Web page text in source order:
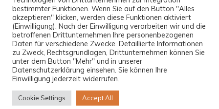
Newsletter
Impressum
Proudly powered by WordPress
Postmagthemes
bestimmter Funktionen. Wenn Sie auf den Button "Alles
akzeptieren" klicken, werden diese Funktionen aktiviert
(Einwilligung). Nach der Einwilligung verarbeiten wir und die
betroffenen Drittunternehmen Ihre personenbezogenen
Daten für verschiedene Zwecke. Detaillierte Informationen
zu Zweck, Rechtsgrundlagen, Drittunternehmen können Sie
unter dem Button "Mehr" und in unserer
Datenschutzerklärung einsehen. Sie können Ihre
Einwilligung jederzeit widerrufen.
Cookie Settings Accept All